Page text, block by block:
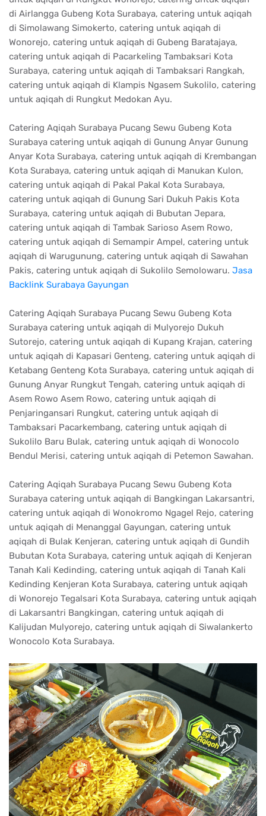
di Airlangga Gubeng Kota Surabaya, catering untuk aqiqah
di Simolawang Simokerto, catering untuk aqiqah di
Wonorejo, catering untuk aqiqah di Gubeng Baratajaya,
catering untuk aqiqah di Pacarkeling Tambaksari Kota
Surabaya, catering untuk aqiqah di Tambaksari Rangkah,
catering untuk aqiqah di Klampis Ngasem Sukolilo, catering
untuk aqiqah di Rungkut Medokan Ayu.
Catering Aqiqah Surabaya Pucang Sewu Gubeng Kota
Surabaya catering untuk aqiqah di Gunung Anyar Gunung
Anyar Kota Surabaya, catering untuk aqiqah di Krembangan
Kota Surabaya, catering untuk aqiqah di Manukan Kulon,
catering untuk aqiqah di Pakal Pakal Kota Surabaya,
catering untuk aqiqah di Gunung Sari Dukuh Pakis Kota
Surabaya, catering untuk aqiqah di Bubutan Jepara,
catering untuk aqiqah di Tambak Sarioso Asem Rowo,
catering untuk aqiqah di Semampir Ampel, catering untuk
aqiqah di Warugunung, catering untuk aqiqah di Sawahan
Pakis, catering untuk aqiqah di Sukolilo Semolowaru. Jasa
Backlink Surabaya Gayungan
Catering Aqiqah Surabaya Pucang Sewu Gubeng Kota
Surabaya catering untuk aqiqah di Mulyorejo Dukuh
Sutorejo, catering untuk aqiqah di Kupang Krajan, catering
untuk aqiqah di Kapasari Genteng, catering untuk aqiqah di
Ketabang Genteng Kota Surabaya, catering untuk aqiqah di
Gunung Anyar Rungkut Tengah, catering untuk aqiqah di
Asem Rowo Asem Rowo, catering untuk aqiqah di
Penjaringansari Rungkut, catering untuk aqiqah di
Tambaksari Pacarkembang, catering untuk aqiqah di
Sukolilo Baru Bulak, catering untuk aqiqah di Wonocolo
Bendul Merisi, catering untuk aqiqah di Petemon Sawahan.
Catering Aqiqah Surabaya Pucang Sewu Gubeng Kota
Surabaya catering untuk aqiqah di Bangkingan Lakarsantri,
catering untuk aqiqah di Wonokromo Ngagel Rejo, catering
untuk aqiqah di Menanggal Gayungan, catering untuk
aqiqah di Bulak Kenjeran, catering untuk aqiqah di Gundih
Bubutan Kota Surabaya, catering untuk aqiqah di Kenjeran
Tanah Kali Kedinding, catering untuk aqiqah di Tanah Kali
Kedinding Kenjeran Kota Surabaya, catering untuk aqiqah
di Wonorejo Tegalsari Kota Surabaya, catering untuk aqiqah
di Lakarsantri Bangkingan, catering untuk aqiqah di
Kalijudan Mulyorejo, catering untuk aqiqah di Siwalankerto
Wonocolo Kota Surabaya.